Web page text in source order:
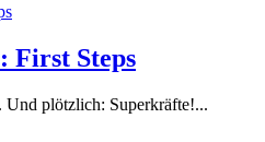
First Steps
plötzlich: Superkräfte!...